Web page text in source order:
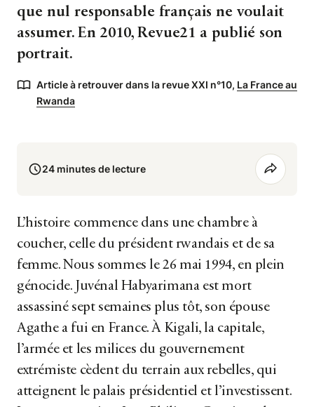
que nul responsable français ne voulait
assumer. En 2010, Revue21 a publié son
portrait.
Article à retrouver dans la revue XXI n°10, La France au
Rwanda
24 minutes de lecture
L’histoire commence dans une chambre à
coucher, celle du président rwandais et de sa
femme. Nous sommes le 26 mai 1994, en plein
génocide. Juvénal Habyarimana est mort
assassiné sept semaines plus tôt, son épouse
Agathe a fui en France. À Kigali, la capitale,
l’armée et les milices du gouvernement
extrémiste cèdent du terrain aux rebelles, qui
atteignent le palais présidentiel et l’investissent.